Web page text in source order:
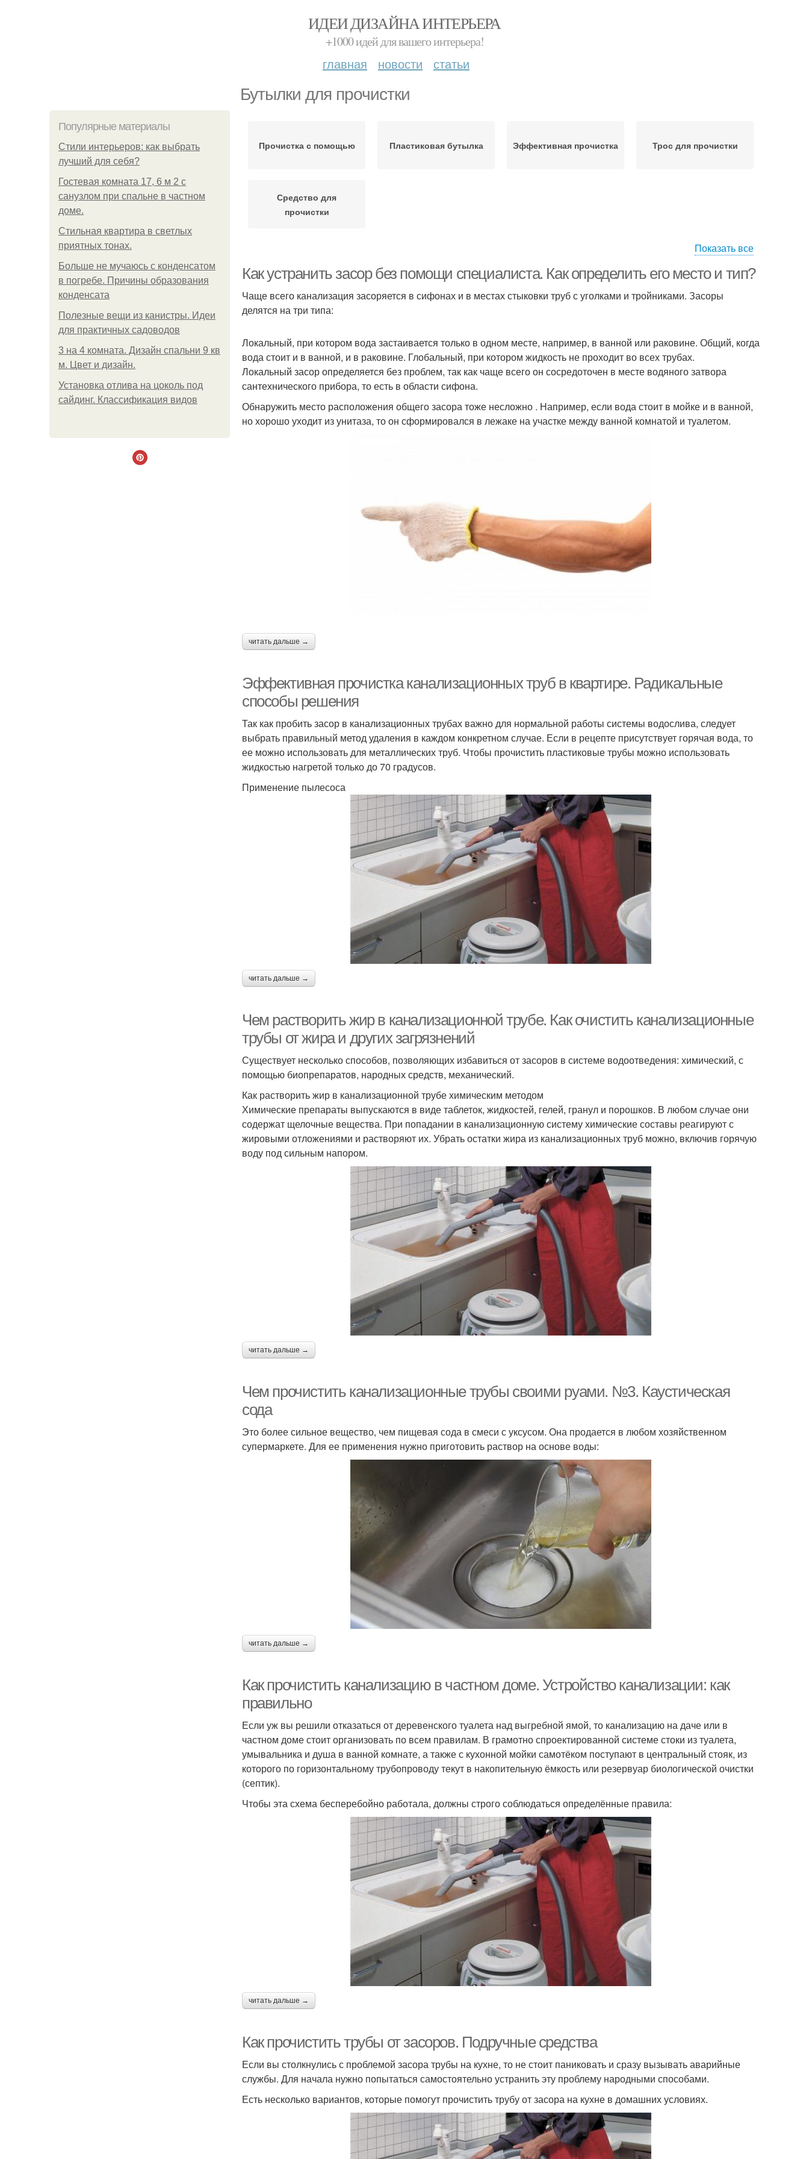
ИДЕИ ДИЗАЙНА ИНТЕРЬЕРА
+1000 идей для вашего интерьера!
главная новости статьи
Бутылки для прочистки
Популярные материалы
Стили интерьеров: как выбрать
лучший для себя?
Гостевая комната 17, 6 м 2 с
санузлом при спальне в частном
доме.
Стильная квартира в светлых
приятных тонах.
Больше не мучаюсь с конденсатом
в погребе. Причины образования
конденсата
Полезные вещи из канистры. Идеи
для практичных садоводов
3 на 4 комната. Дизайн спальни 9 кв
м. Цвет и дизайн.
Установка отлива на цоколь под
сайдинг. Классификация видов
Прочистка с помощью Пластиковая бутылка Эффективная прочистка Трос для прочистки
Средство для
прочистки
Показать все
Как устранить засор без помощи специалиста. Как определить его место и тип?
Чаще всего канализация засоряется в сифонах и в местах стыковки труб с уголками и тройниками. Засоры
делятся на три типа:
Локальный, при котором вода застаивается только в одном месте, например, в ванной или раковине. Общий, когда
вода стоит и в ванной, и в раковине. Глобальный, при котором жидкость не проходит во всех трубах.
Локальный засор определяется без проблем, так как чаще всего он сосредоточен в месте водяного затвора
сантехнического прибора, то есть в области сифона.
Обнаружить место расположения общего засора тоже несложно . Например, если вода стоит в мойке и в ванной,
но хорошо уходит из унитаза, то он сформировался в лежаке на участке между ванной комнатой и туалетом.
читать дальше →
Эффективная прочистка канализационных труб в квартире. Радикальные
способы решения
Так как пробить засор в канализационных трубах важно для нормальной работы системы водослива, следует
выбрать правильный метод удаления в каждом конкретном случае. Если в рецепте присутствует горячая вода, то
ее можно использовать для металлических труб. Чтобы прочистить пластиковые трубы можно использовать
жидкостью нагретой только до 70 градусов.
Применение пылесоса
читать дальше →
Чем растворить жир в канализационной трубе. Как очистить канализационные
трубы от жира и других загрязнений
Существует несколько способов, позволяющих избавиться от засоров в системе водоотведения: химический, с
помощью биопрепаратов, народных средств, механический.
Как растворить жир в канализационной трубе химическим методом
Химические препараты выпускаются в виде таблеток, жидкостей, гелей, гранул и порошков. В любом случае они
содержат щелочные вещества. При попадании в канализационную систему химические составы реагируют с
жировыми отложениями и растворяют их. Убрать остатки жира из канализационных труб можно, включив горячую
воду под сильным напором.
читать дальше →
Чем прочистить канализационные трубы своими руами. №3. Каустическая
сода
Это более сильное вещество, чем пищевая сода в смеси с уксусом. Она продается в любом хозяйственном
супермаркете. Для ее применения нужно приготовить раствор на основе воды:
читать дальше →
Как прочистить канализацию в частном доме. Устройство канализации: как
правильно
Если уж вы решили отказаться от деревенского туалета над выгребной ямой, то канализацию на даче или в
частном доме стоит организовать по всем правилам. В грамотно спроектированной системе стоки из туалета,
умывальника и душа в ванной комнате, а также с кухонной мойки самотёком поступают в центральный стояк, из
которого по горизонтальному трубопроводу текут в накопительную ёмкость или резервуар биологической очистки
(септик).
Чтобы эта схема бесперебойно работала, должны строго соблюдаться определённые правила:
читать дальше →
Как прочистить трубы от засоров. Подручные средства
Если вы столкнулись с проблемой засора трубы на кухне, то не стоит паниковать и сразу вызывать аварийные
службы. Для начала нужно попытаться самостоятельно устранить эту проблему народными способами.
Есть несколько вариантов, которые помогут прочистить трубу от засора на кухне в домашних условиях.